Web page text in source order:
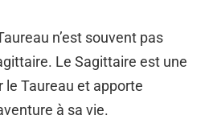
n’est souvent pas
Le Sagittaire est une
le Taureau et apporte
à sa vie.